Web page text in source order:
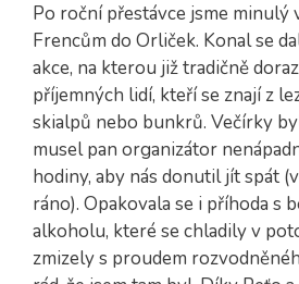
Po roční přestávce jsme minulý
Frencům do Orliček. Konal se
akce, na kterou již tradičně
příjemných lidí, kteří se znají z
skialpů nebo bunkrů. Večírky
musel pan organizátor
hodiny, aby nás donutil jít spát
ráno). Opakovala se i příhoda s
alkoholu, které se chladily v
zmizely s proudem